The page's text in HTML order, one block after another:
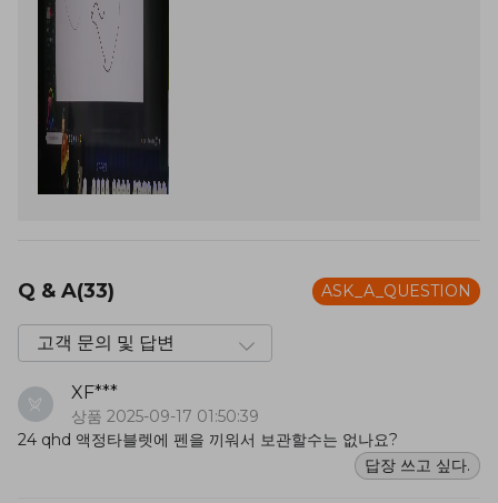
Q & A(33) ASK_A_QUESTION
XF***
상품 2025-09-17 01:50:39
24 qhd 액정타블렛에 펜을 끼워서 보관할수는 없나요?
답장 쓰고 싶다.